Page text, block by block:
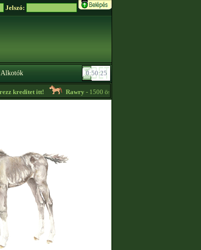
Jelszó:
Alkotók
kreditet itt! Rawry- 1500 összpontú, 1000 thp feletti